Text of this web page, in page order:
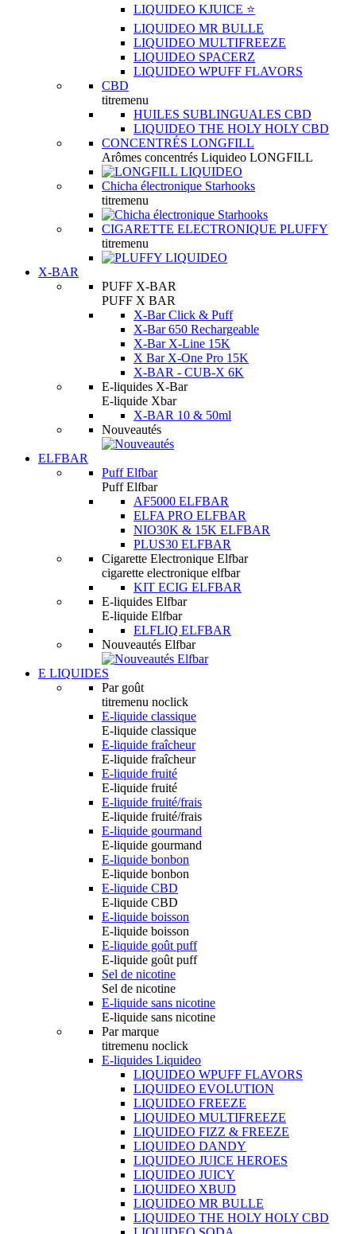
LIQUIDEO KJUICE ⭐️
LIQUIDEO MR BULLE
LIQUIDEO MULTIFREEZE
LIQUIDEO SPACERZ
LIQUIDEO WPUFF FLAVORS
CBD
titremenu
HUILES SUBLINGUALES CBD
LIQUIDEO THE HOLY HOLY CBD
CONCENTRÉS LONGFILL
Arômes concentrés Liquideo LONGFILL
Chicha électronique Starhooks
titremenu
CIGARETTE ELECTRONIQUE PLUFFY
titremenu
X-BAR
PUFF X-BAR
PUFF X BAR
X-Bar Click & Puff
X-Bar 650 Rechargeable
X-Bar X-Line 15K
X Bar X-One Pro 15K
X-BAR - CUB-X 6K
E-liquides X-Bar
E-liquide Xbar
X-BAR 10 & 50ml
Nouveautés
ELFBAR
Puff Elfbar
Puff Elfbar
AF5000 ELFBAR
ELFA PRO ELFBAR
NIO30K & 15K ELFBAR
PLUS30 ELFBAR
Cigarette Electronique Elfbar
cigarette electronique elfbar
KIT ECIG ELFBAR
E-liquides Elfbar
E-liquide Elfbar
ELFLIQ ELFBAR
Nouveautés Elfbar
E LIQUIDES
Par goût
titremenu noclick
E-liquide classique
E-liquide classique
E-liquide fraîcheur
E-liquide fraîcheur
E-liquide fruité
E-liquide fruité
E-liquide fruité/frais
E-liquide fruité/frais
E-liquide gourmand
E-liquide gourmand
E-liquide bonbon
E-liquide bonbon
E-liquide CBD
E-liquide CBD
E-liquide boisson
E-liquide boisson
E-liquide goût puff
E-liquide goût puff
Sel de nicotine
Sel de nicotine
E-liquide sans nicotine
E-liquide sans nicotine
Par marque
titremenu noclick
E-liquides Liquideo
LIQUIDEO WPUFF FLAVORS
LIQUIDEO EVOLUTION
LIQUIDEO FREEZE
LIQUIDEO MULTIFREEZE
LIQUIDEO FIZZ & FREEZE
LIQUIDEO DANDY
LIQUIDEO JUICE HEROES
LIQUIDEO JUICY
LIQUIDEO XBUD
LIQUIDEO MR BULLE
LIQUIDEO THE HOLY HOLY CBD